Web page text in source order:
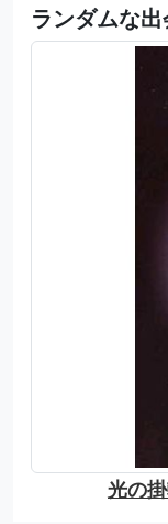
ランダムな
光の